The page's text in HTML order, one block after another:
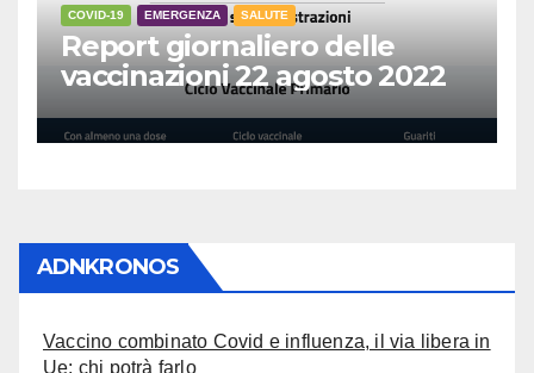
COVID-19 EMERGENZA SALUTE
Report giornaliero delle
vaccinazioni 22 agosto 2022
ADNKRONOS
Vaccino combinato Covid e influenza, il via libera in
Ue: chi potrà farlo